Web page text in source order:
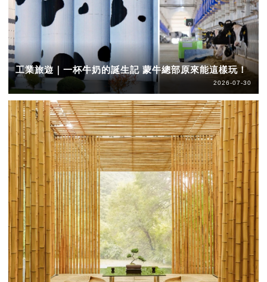
工業旅遊｜一杯牛奶的誕生記 蒙牛總部原來能這樣玩！
2026-07-30